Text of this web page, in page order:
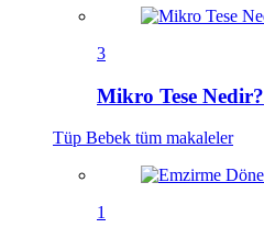
3
Mikro Tese Nedir?
Tüp Bebek tüm makaleler
1